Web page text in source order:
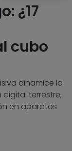
¿17
cubo
dinamice la
terrestre,
en aparatos